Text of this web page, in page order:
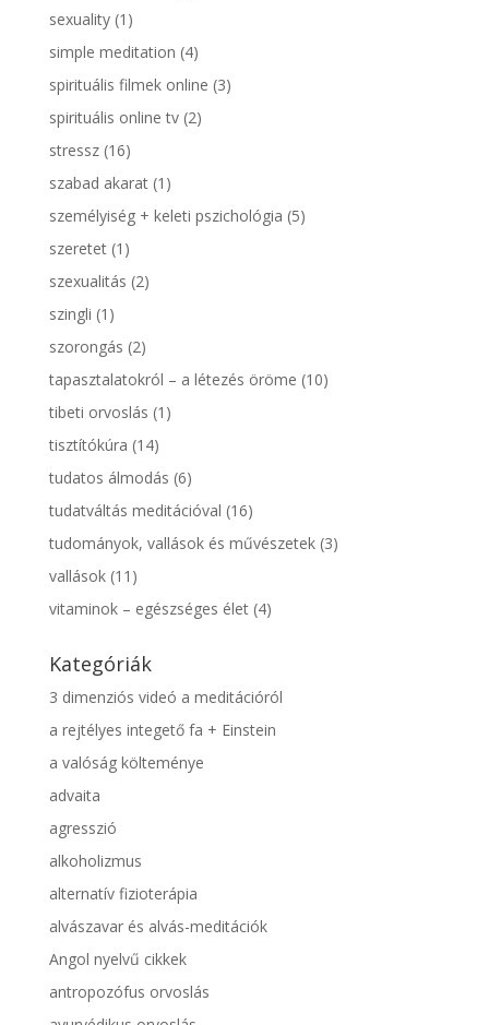
sexuality(1)
simple meditation (4)
spirituális filmek online (3)
spirituális online tv(2)
stressz(16)
szabad akarat(1)
személyiség + keleti pszichológia (5)
szeretet(1)
szexualitás (2)
szingli (1)
szorongás (2)
tapasztalatokról – a létezés öröme (10)
tibeti orvoslás (1)
tisztítókúra (14)
tudatos álmodás (6)
tudatváltás meditációval (16)
tudományok, vallások és művészetek(3)
vallások(11)
vitaminok – egészséges élet(4)
Kategóriák
3 dimenziós videó a meditációról
a rejtélyes integető fa + Einstein
a valóság költeménye
advaita
agresszió
alkoholizmus
alternatív fizioterápia
alvászavar és alvás-meditációk
Angol nyelvű cikkek
antropozófus orvoslás